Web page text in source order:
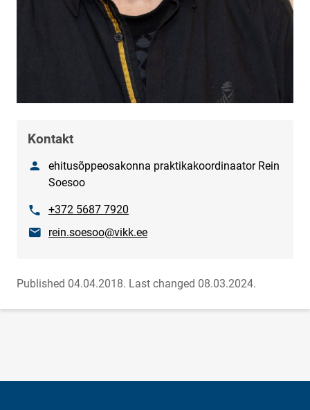
Kontakt
Nimetusehitusõppeosakonna praktikakoordinaator Rein
Soesoo
Phone+372 5687 7920
E-mailrein.soesoo@vikk.ee
Published 04.04.2018. Last changed 08.03.2024.